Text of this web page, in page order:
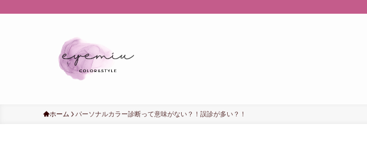
ホーム パーソナルカラー診断って意味がない？！誤診が多い？！